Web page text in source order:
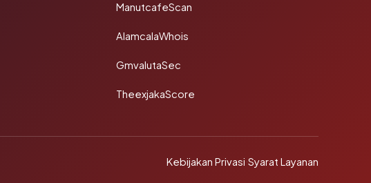
ManutcafeScan
AlamcalaWhois
GmvalutaSec
TheexjakaScore
Kebijakan Privasi·Syarat Layanan